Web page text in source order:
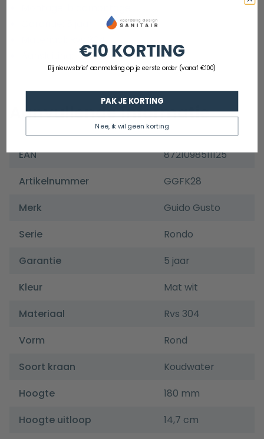
Aansluiting: 1/2″ aansluiting
Aanvullende informatie
EAN
8721098511125
Artikelnummer
GGFK28
Merk
Guido Gusto
Serie
Rondo
Garantie
5 jaar
Kleur
Mat wit
Materiaal
Rvs 304
Vorm
Rond
Soort kraan
Koudwater
Hoogte
180 mm
Hoogte uitloop
14,7 cm
€10 KORTING
Bij nieuwsbrief aanmelding op je eerste order (vanaf €100)
PAK JE KORTING
Nee, ik wil geen korting